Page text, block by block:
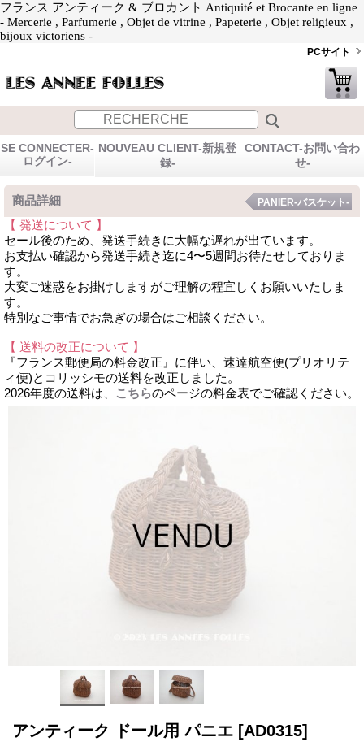
フランス アンティーク & ブロカント Antiquité et Brocante en ligne
- Mercerie , Parfumerie , Objet de vitrine , Papeterie , Objet religieux ,
bijoux victoriens -
PCサイト
SE CONNECTER-
ログイン-
NOUVEAU CLIENT-新規登
録-
CONTACT-お問い合わ
せ-
商品詳細 PANIER-バスケット-
【 発送について 】
セール後のため、発送手続きに大幅な遅れが出ています。
お支払い確認から発送手続き迄に4〜5週間お待たせしておりま
す。
大変ご迷惑をお掛けしますがご理解の程宜しくお願いいたしま
す。
特別なご事情でお急ぎの場合はご相談ください。
【 送料の改正について 】
『フランス郵便局の料金改正』に伴い、速達航空便(プリオリテ
ィ便)とコリッシモの送料を改正しました。
2026年度の送料は、
こちらのページの料金表でご確認ください。
アンティーク ドール用 パニエ [AD0315]